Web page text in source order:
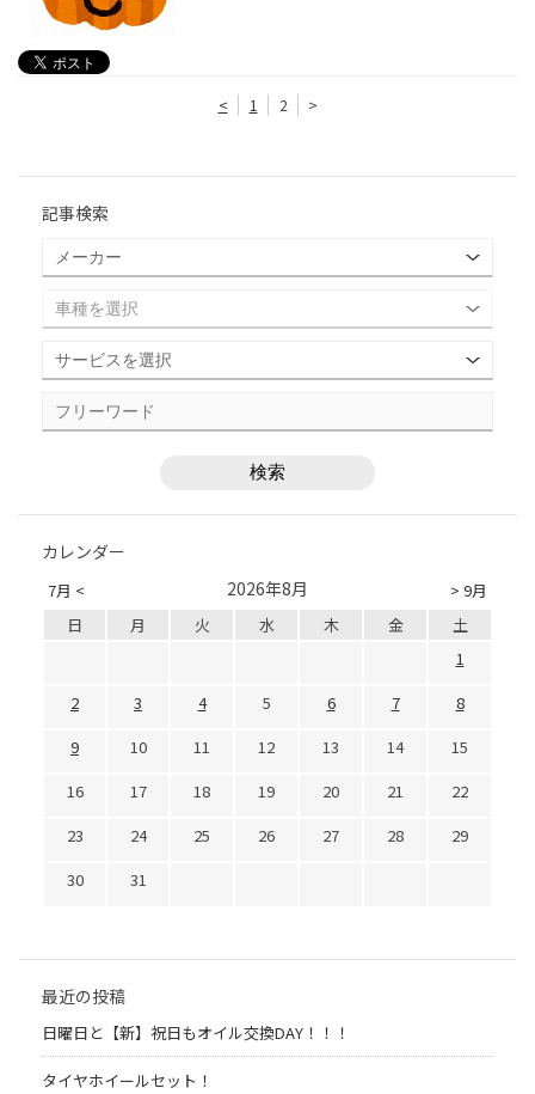
< 1 2 >
記事検索
カレンダー
7月 < > 9月
2026年8月
日 月 火 水 木 金
土
1
2
3 4 5 6 7
8
9
10 11 12 13 14
15
16
17 18 19 20 21
22
23
24 25 26 27 28
29
30
31
最近の投稿
日曜日と【新】祝日もオイル交換DAY！！！
タイヤホイールセット！